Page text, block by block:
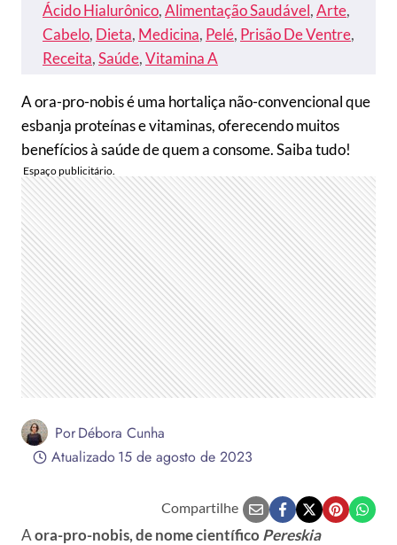
Ácido Hialurônico, Alimentação Saudável, Arte
Cabelo, Dieta, Medicina, Pelé, Prisão De Ventre
Receita, Saúde, Vitamina A
A ora-pro-nobis é uma hortaliça não-convencional que
esbanja proteínas e vitaminas, oferecendo muitos
benefícios à saúde de quem a consome. Saiba tudo!
PorDébora Cunha
Atualizado15 de agosto de 2023
Compartilhe
Aora-pro-nobis, de nome científico Pereskia